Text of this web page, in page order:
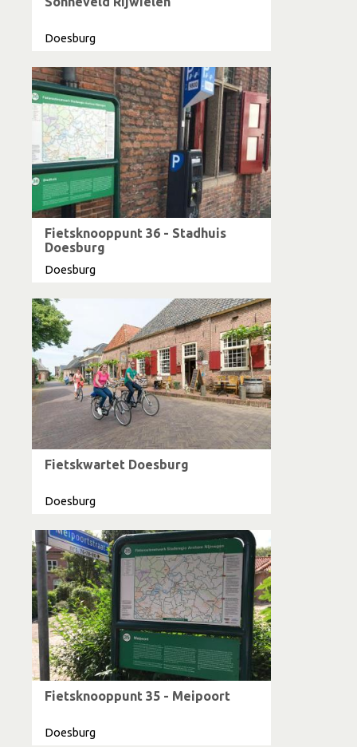
Doesburg
Fietsknooppunt 36 - Stadhuis
Doesburg
Doesburg
Fietskwartet Doesburg
Doesburg
Fietsknooppunt 35 - Meipoort
Doesburg